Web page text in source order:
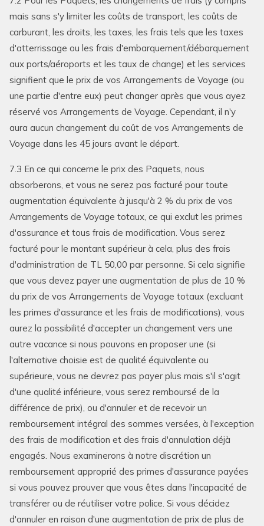
mais sans s'y limiter les coûts de transport, les coûts de
carburant, les droits, les taxes, les frais tels que les taxes
d'atterrissage ou les frais d'embarquement/débarquement
aux ports/aéroports et les taux de change) et les services
signifient que le prix de vos Arrangements de Voyage (ou
une partie d'entre eux) peut changer après que vous ayez
réservé vos Arrangements de Voyage. Cependant, il n'y
aura aucun changement du coût de vos Arrangements de
Voyage dans les 45 jours avant le départ.
7.3 En ce qui concerne le prix des Paquets, nous
absorberons, et vous ne serez pas facturé pour toute
augmentation équivalente à jusqu'à 2 % du prix de vos
Arrangements de Voyage totaux, ce qui exclut les primes
d'assurance et tous frais de modification. Vous serez
facturé pour le montant supérieur à cela, plus des frais
d'administration de TL 50,00 par personne. Si cela signifie
que vous devez payer une augmentation de plus de 10 %
du prix de vos Arrangements de Voyage totaux (excluant
les primes d'assurance et les frais de modifications), vous
aurez la possibilité d'accepter un changement vers une
autre vacance si nous pouvons en proposer une (si
l'alternative choisie est de qualité équivalente ou
supérieure, vous ne devrez pas payer plus mais s'il s'agit
d'une qualité inférieure, vous serez remboursé de la
différence de prix), ou d'annuler et de recevoir un
remboursement intégral des sommes versées, à l'exception
des frais de modification et des frais d'annulation déjà
engagés. Nous examinerons à notre discrétion un
remboursement approprié des primes d'assurance payées
si vous pouvez prouver que vous êtes dans l'incapacité de
transférer ou de réutiliser votre police. Si vous décidez
d'annuler en raison d'une augmentation de prix de plus de